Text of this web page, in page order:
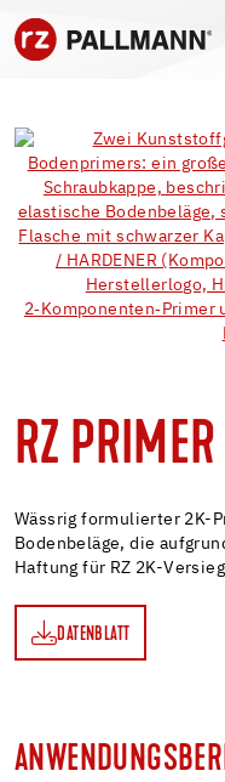
RZ
Wässrig formulierter 2K-
Bodenbeläge, die
Haftung für RZ 2K-
DATENBLATT